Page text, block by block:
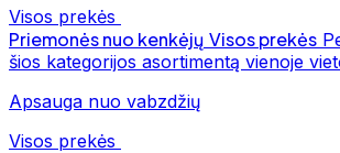
Visos prekės
Priemonės nuo kenkėjų Visos prekės
šios kategorijos asortimentą vienoje
Apsauga nuo vabzdžių
Visos prekės